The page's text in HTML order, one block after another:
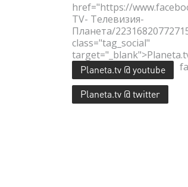
href="https://
TV- Телевизия-
Планета/
class="tag_social"
Planeta.tv @ youtube
Planeta.tv @ twitter